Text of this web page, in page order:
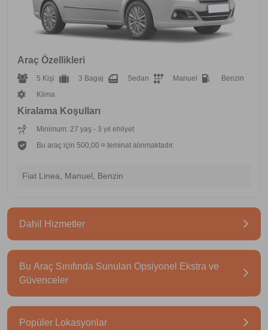
Araç Özellikleri
5 Kişi 3 Bagaj Sedan Manuel
Benzin
Klima
Kiralama Koşulları
Minimum: 27 yaş - 3 yıl ehliyet
Bu araç için 500,00 ¤ teminat alınmaktadır.
Fiat Linea, Manuel, Benzin
Dahil Hizmetler
Bu Araç Sınıfında Sunulan Opsiyonel Ekstra ve
Güvenceler
Popüler Lokasyonlar